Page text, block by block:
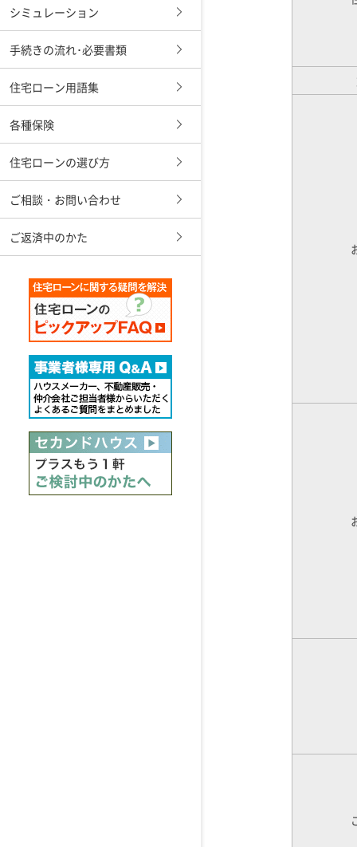
シミュレーション
手続きの流れ･必要書類
住宅ローン用語集
各種保険
住宅ローンの選び方
ご相談・お問い合わせ
ご返済中のかた